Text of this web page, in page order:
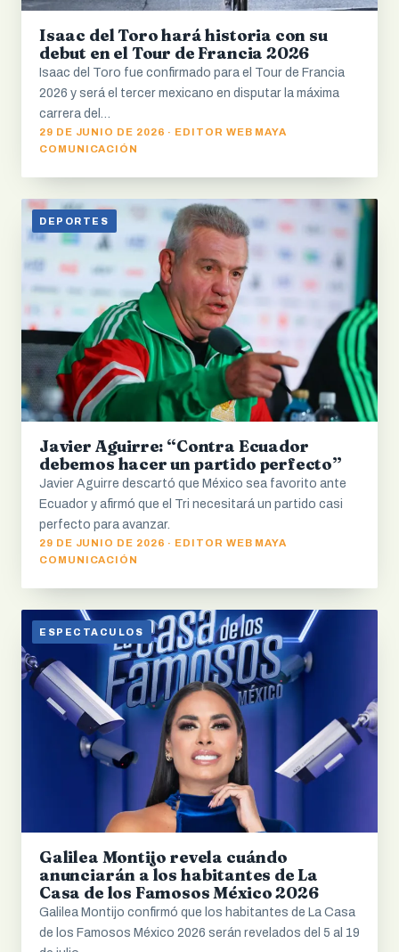
Isaac del Toro hará historia con su
debut en el Tour de Francia 2026
Isaac del Toro fue confirmado para el Tour de Francia
2026 y será el tercer mexicano en disputar la máxima
carrera del…
29 DE JUNIO DE 2026 · EDITOR WEB MAYA
COMUNICACIÓN
DEPORTES
Javier Aguirre: “Contra Ecuador
debemos hacer un partido perfecto”
Javier Aguirre descartó que México sea favorito ante
Ecuador y afirmó que el Tri necesitará un partido casi
perfecto para avanzar.
29 DE JUNIO DE 2026 · EDITOR WEB MAYA
COMUNICACIÓN
ESPECTACULOS
Galilea Montijo revela cuándo
anunciarán a los habitantes de La
Casa de los Famosos México 2026
Galilea Montijo confirmó que los habitantes de La Casa
de los Famosos México 2026 serán revelados del 5 al 19